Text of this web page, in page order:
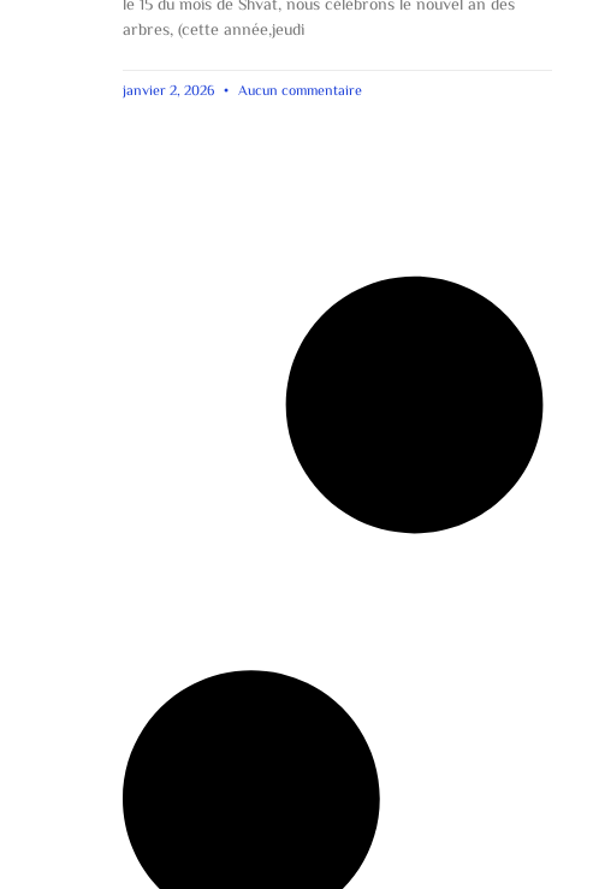
le 15 du mois de Shvat, nous célébrons le nouvel an des
arbres, (cette année,jeudi
janvier 2, 2026 Aucun commentaire